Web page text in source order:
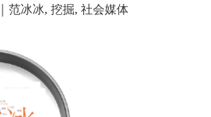
| 范冰冰, 挖掘, 社会媒体